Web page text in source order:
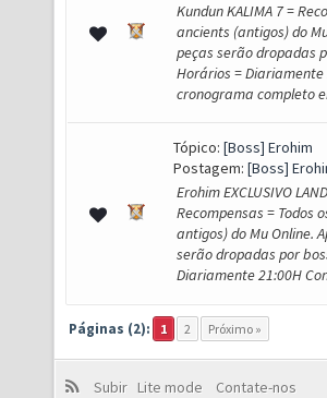
Kundun KALIMA 7 =
ancients (antigos) do
peças serão dropadas
Horários = Diariamente
cronograma completo
Tópico: [Boss] Erohim
Postagem: [Boss]
Erohim EXCLUSIVO
Recompensas = Todos
antigos) do Mu Online.
serão dropadas por
Diariamente 21:00H
Páginas (2): 1 2 Próximo »
Subir Lite mode
Contate-nos